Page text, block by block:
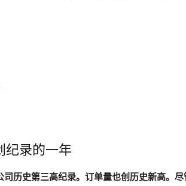
录的一年
历史第三高纪录。订单量也创历史新高。